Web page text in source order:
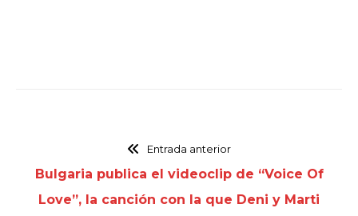
Entrada anterior
Bulgaria publica el videoclip de “Voice Of
Love”, la canción con la que Deni y Marti